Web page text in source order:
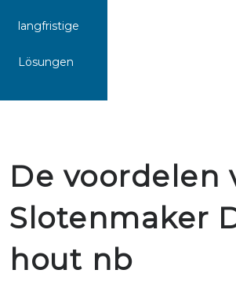
langfristige
Lösungen
De voordelen
Slotenmaker
hout nb